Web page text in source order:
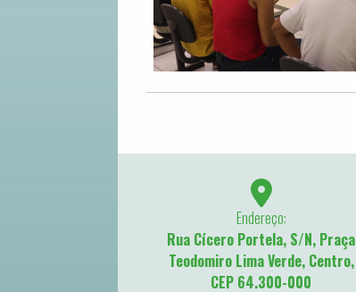
Endereço:
Rua Cícero Portela, S/N, Praça
Teodomiro Lima Verde, Centro,
CEP 64.300-000